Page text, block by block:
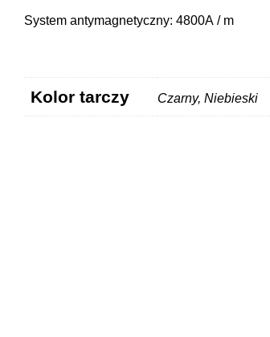
System antymagnetyczny: 4800A / m
Kolor tarczy Czarny, Niebieski